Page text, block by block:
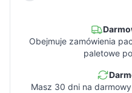
Obejmuje zamówienia
paletowe
Masz 30 dni na